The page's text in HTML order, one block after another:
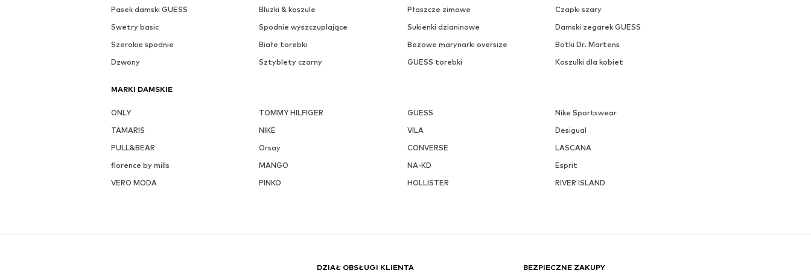
Pasek damski GUESS
Bluzki & koszule Płaszcze zimowe
Czapki szary
Swetry basic
Spodnie wyszczuplające Sukienki dzianinowe
Damski zegarek GUESS
Szerokie spodnie
Białe torebki Beżowe marynarki oversize
Botki Dr. Martens
Dzwony
Sztyblety czarny GUESS torebki Koszulki dla kobiet
MARKI DAMSKIE
ONLY TOMMY HILFIGER GUESS
Nike Sportswear
TAMARIS
NIKE VILA
Desigual
PULL&BEAR
Orsay CONVERSE
LASCANA
florence by mills
MANGO NA-KD
Esprit
VERO MODA
PINKO HOLLISTER RIVER ISLAND
DZIAŁ OBSŁUGI KLIENTA BEZPIECZNE ZAKUPY